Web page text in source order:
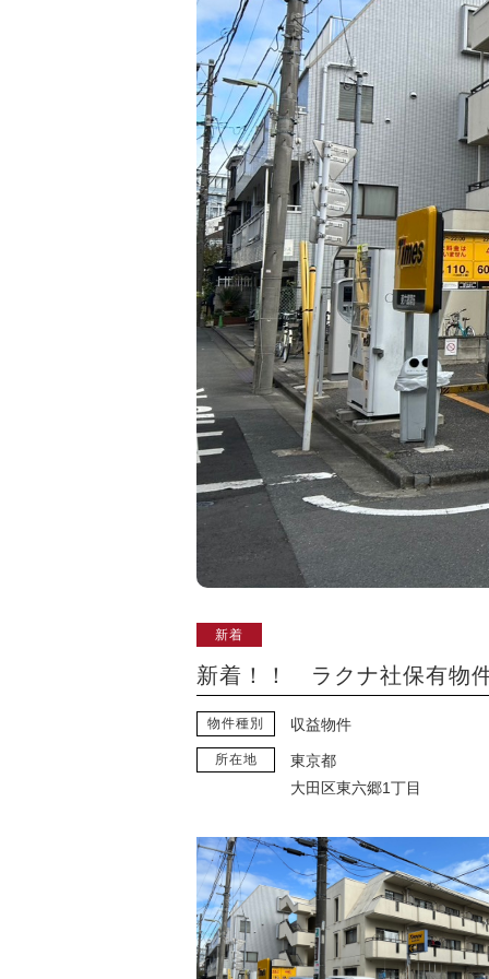
新着
新着！！ ラクナ社保有
物件種別 収益物件
所在地
東京都
大田区東六郷1丁目